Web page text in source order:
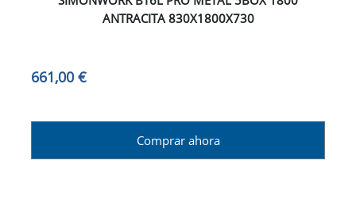
ANTRACITA 830X1800X730
661,00 €
Comprar ahora